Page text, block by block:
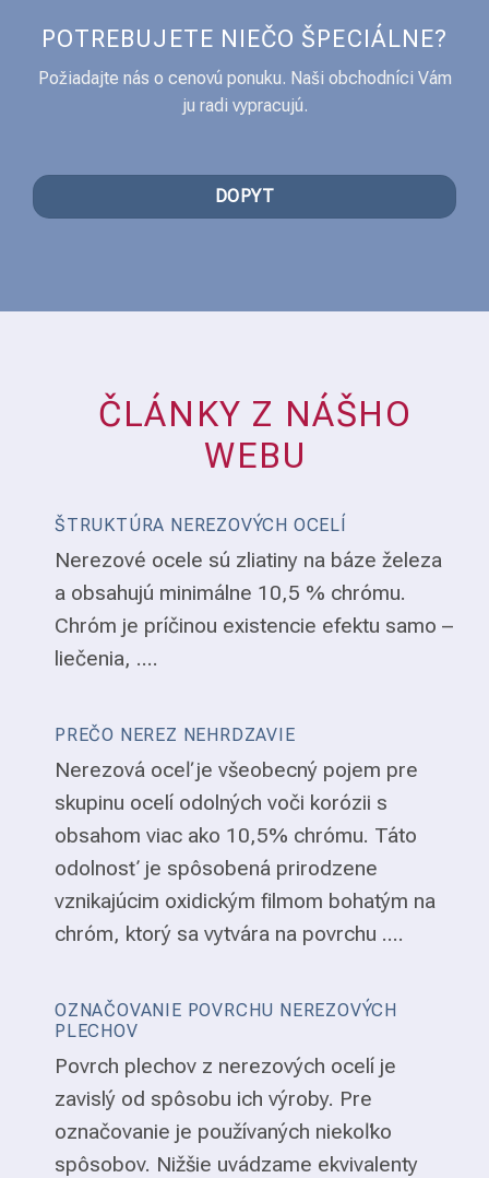
POTREBUJETE NIEČO ŠPECIÁLNE?
Požiadajte nás o cenovú ponuku. Naši obchodníci Vám
ju radi vypracujú.
DOPYT
ČLÁNKY Z NÁŠHO
WEBU
ŠTRUKTÚRA NEREZOVÝCH OCELÍ
Nerezové ocele sú zliatiny na báze železa
a obsahujú minimálne 10,5 % chrómu.
Chróm je príčinou existencie efektu samo –
liečenia, ....
PREČO NEREZ NEHRDZAVIE
Nerezová oceľ je všeobecný pojem pre
skupinu ocelí odolných voči korózii s
obsahom viac ako 10,5% chrómu. Táto
odolnosť je spôsobená prirodzene
vznikajúcim oxidickým filmom bohatým na
chróm, ktorý sa vytvára na povrchu ....
OZNAČOVANIE POVRCHU NEREZOVÝCH
PLECHOV
Povrch plechov z nerezových ocelí je
zavislý od spôsobu ich výroby. Pre
označovanie je používaných niekoľko
spôsobov. Nižšie uvádzame ekvivalenty